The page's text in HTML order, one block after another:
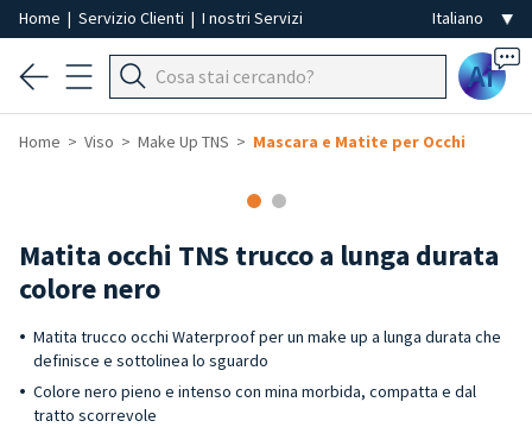
Home | Servizio Clienti | I nostri Servizi
Ai
Home Viso Make Up TNS Mascara e Matite per Occhi
Matita occhi TNS trucco a lunga durata
colore nero
Matita trucco occhi Waterproof per un make up a lunga durata che
definisce e sottolinea lo sguardo
Colore nero pieno e intenso con mina morbida, compatta e dal
tratto scorrevole